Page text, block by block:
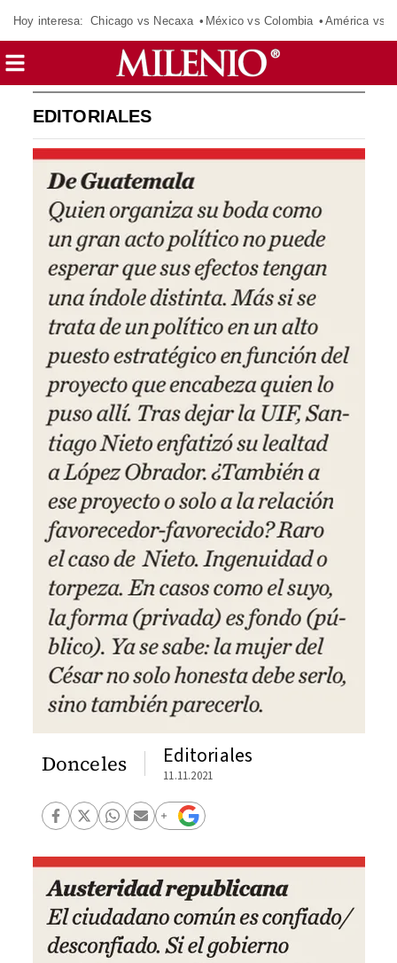
Hoy interesa: Chicago vs Necaxa México vs Colombia América vs
EDITORIALES
Donceles Editoriales
11.11.2021